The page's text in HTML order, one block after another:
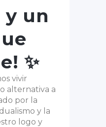
un
✨
vivir
alternativa a
por la
y la
logo y